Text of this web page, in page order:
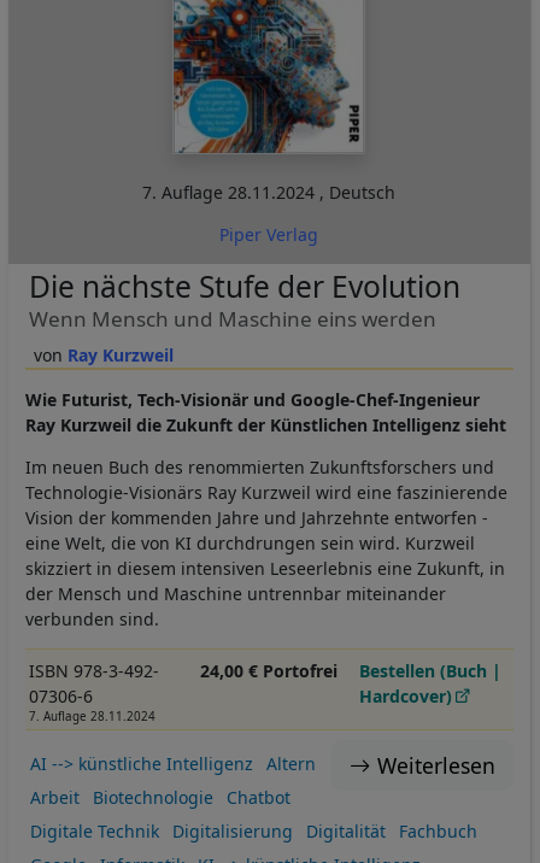
7. Auflage 28.11.2024 , Deutsch
Piper Verlag
Ray Kurzweil
Die nächste Stufe der Evolution
Wenn Mensch und Maschine eins werden
Wie Futurist, Tech-Visionär und Google-Chef-Ingenieur
Ray Kurzweil die Zukunft der Künstlichen Intelligenz sieht
Im neuen Buch des renommierten Zukunftsforschers und
Technologie-Visionärs Ray Kurzweil wird eine faszinierende
Vision der kommenden Jahre und Jahrzehnte entworfen -
eine Welt, die von KI durchdrungen sein wird. Kurzweil
skizziert in diesem intensiven Leseerlebnis eine Zukunft, in
der Mensch und Maschine untrennbar miteinander
verbunden sind.
ISBN 978-3-492-
07306-6
7. Auflage 28.11.2024
24,00 € Portofrei
Bestellen (Buch |
Hardcover)
Weiterlesen
AI --> künstliche Intelligenz
Altern
Arbeit
Biotechnologie
Chatbot
Digitale Technik
Digitalisierung Digitalität
Fachbuch